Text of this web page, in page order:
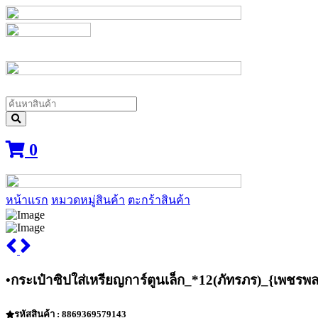
0
หน้าแรก หมวดหมู่สินค้า ตะกร้าสินค้า
•กระเป๋าซิปใส่เหรียญการ์ตูนเล็ก_*12(ภัทรภร)_{เพชรพ
รหัสสินค้า : 8869369579143